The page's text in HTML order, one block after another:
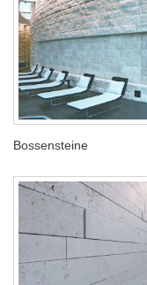
Bossensteine